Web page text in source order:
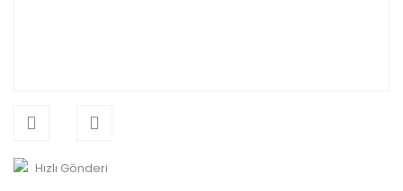
Hızlı Gönderi